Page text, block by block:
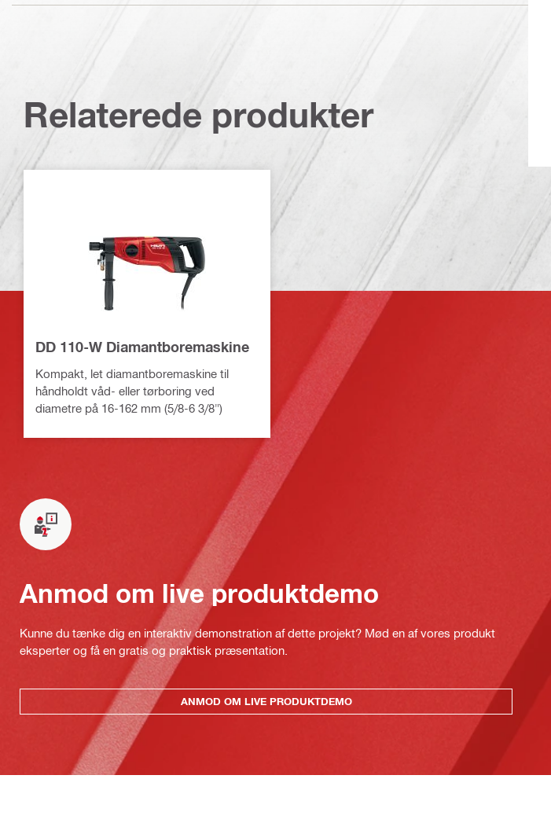
Relaterede produkter
DD 110-W Diamantboremaskine
Kompakt, let diamantboremaskine til
håndholdt våd- eller tørboring ved
diametre på 16-162 mm (5/8-6 3/8")
Anmod om live produktdemo
Kunne du tænke dig en interaktiv demonstration af dette projekt? Mød en af vores produkt
eksperter og få en gratis og praktisk præsentation.
ANMOD OM LIVE PRODUKTDEMO